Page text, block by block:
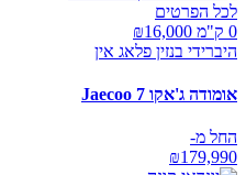
לכל הפרטים
0 ק"מ ₪
16,000
היברידי בנזין פלאג אין
אומודה ג'אקו Jaecoo 7
החל מ-
₪179,990